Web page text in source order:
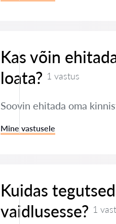
Kas võin
loata? 1 vastus
Soovin ehitada oma
Mine vastusele
Kuidas
vaidlusesse? 1